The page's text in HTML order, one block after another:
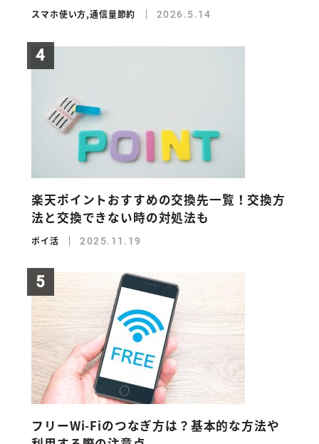
スマホ使い方,通信量節約 2026.5.14
楽天ポイントおすすめの交換先一覧！交換方
法と交換できない時の対処法も
ポイ活 2025.11.19
フリーWi-Fiのつなぎ方は？基本的な方法や